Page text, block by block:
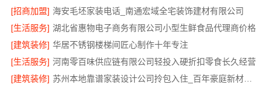
[招商加盟] 海安毛坯家装电话_南通宏域全宅装饰建材有限公司
[生活服务] 湖北省惠物电子商务有限公司小型生鲜食品代理商价格
[建筑装修] 华居不锈钢楼梯间匠心制作十年专注
[生活服务] 河南零百味供应链有限公司轻投入硬折扣零食长久经营
[建筑装修]
苏州本地靠谱家装设计公司拎包入住_百年豪庭新材料有限公司